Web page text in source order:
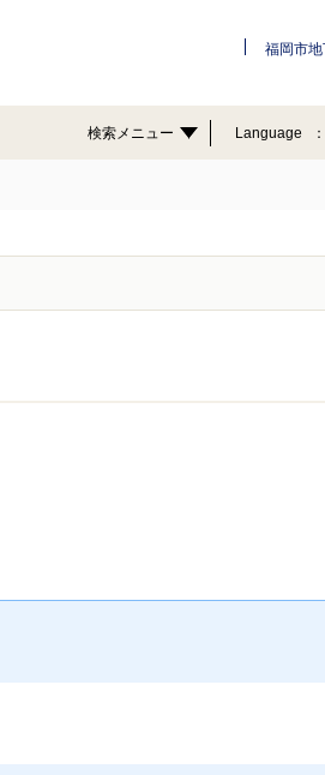
福岡市
検索メニュー Language